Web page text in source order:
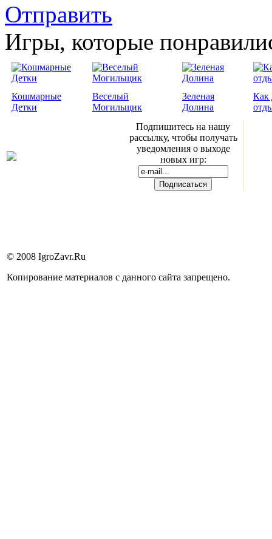
Отправить
Игры, которые
Кошмарные
Детки
Веселый
Могильщик
Зеленая
Долина
Как
Подпишитесь на нашу
рассылку, чтобы получать
уведомления о выходе
новых игр:
© 2008 IgroZavr.Ru
Копирование материалов с данного сайта запрещено.